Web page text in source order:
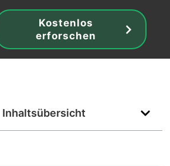
Kostenlos
erforschen
Inhaltsübersicht